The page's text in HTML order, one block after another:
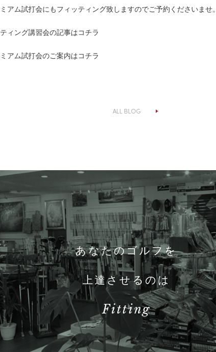
アム試打会にもフィッティング致しますのでご予約くださいませ。
ィング講習会の記事はコチラ
アム試打会のご案内はコチラ
ALL BLOG
あなたのゴルフを
上達させるのは
Fitting